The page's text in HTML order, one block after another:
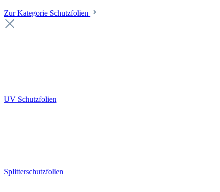
Zur Kategorie Schutzfolien
UV Schutzfolien
Splitterschutzfolien